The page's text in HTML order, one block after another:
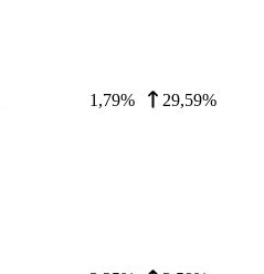
1,79% 29,59%